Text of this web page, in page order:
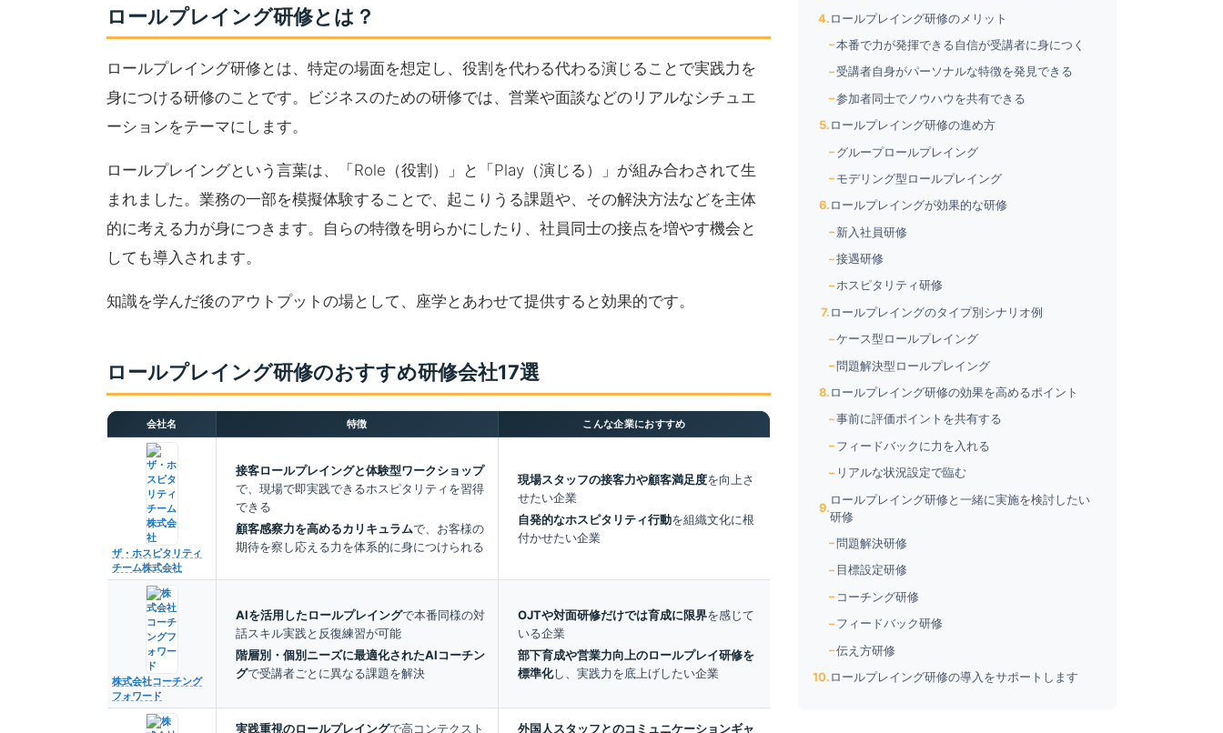
ロールプレイング研修とは？
ロールプレイング研修とは、特定の場面を想定し、役割を代わる代わる演じることで実践力を
身につける研修のことです。ビジネスのための研修では、営業や面談などのリアルなシチュエ
ーションをテーマにします。
ロールプレイングという言葉は、「Role（役割）」と「Play（演じる）」が組み合わされて生
まれました。業務の一部を模擬体験することで、起こりうる課題や、その解決方法などを主体
的に考える力が身につきます。自らの特徴を明らかにしたり、社員同士の接点を増やす機会と
しても導入されます。
知識を学んだ後のアウトプットの場として、座学とあわせて提供すると効果的です。
ロールプレイング研修のおすすめ研修会社17選
会社名 特徴 こんな企業におすすめ
ザ・ホスピタリティ
チーム株式会社
接客ロールプレイングと体験型ワークショップ
で、現場で即実践できるホスピタリティを習得
できる
顧客感察力を高めるカリキュラムで、お客様の
期待を察し応える力を体系的に身につけられる
現場スタッフの接客力や顧客満足度を向上さ
せたい企業
自発的なホスピタリティ行動を組織文化に根
付かせたい企業
株式会社コーチング
フォワード
AIを活用したロールプレイングで本番同様の対
話スキル実践と反復練習が可能
階層別・個別ニーズに最適化されたAIコーチン
グで受講者ごとに異なる課題を解決
OJTや対面研修だけでは育成に限界を感じて
いる企業
部下育成や営業力向上のロールプレイ研修を
標準化し、実践力を底上げしたい企業
実践重視のロールプレイングで高コンテクスト 外国人スタッフとのコミュニケーションギャ
ロールプレイング研修のメリット
本番で力が発揮できる自信が受講者に身につく
受講者自身がパーソナルな特徴を発見できる
参加者同士でノウハウを共有できる
ロールプレイング研修の進め方
グループロールプレイング
モデリング型ロールプレイング
ロールプレイングが効果的な研修
新入社員研修
接遇研修
ホスピタリティ研修
ロールプレイングのタイプ別シナリオ例
ケース型ロールプレイング
問題解決型ロールプレイング
ロールプレイング研修の効果を高めるポイント
事前に評価ポイントを共有する
フィードバックに力を入れる
リアルな状況設定で臨む
ロールプレイング研修と一緒に実施を検討したい
研修
問題解決研修
目標設定研修
コーチング研修
フィードバック研修
伝え方研修
ロールプレイング研修の導入をサポートします